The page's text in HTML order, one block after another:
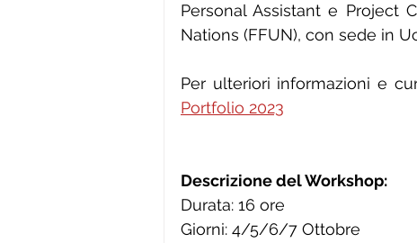
Personal Assistant e Project
Nations (FFUN), con sede in
Per ulteriori informazioni e
Portfolio 2023
Descrizione del Workshop:
Durata: 16 ore
Giorni: 4/5/6/7 Ottobre